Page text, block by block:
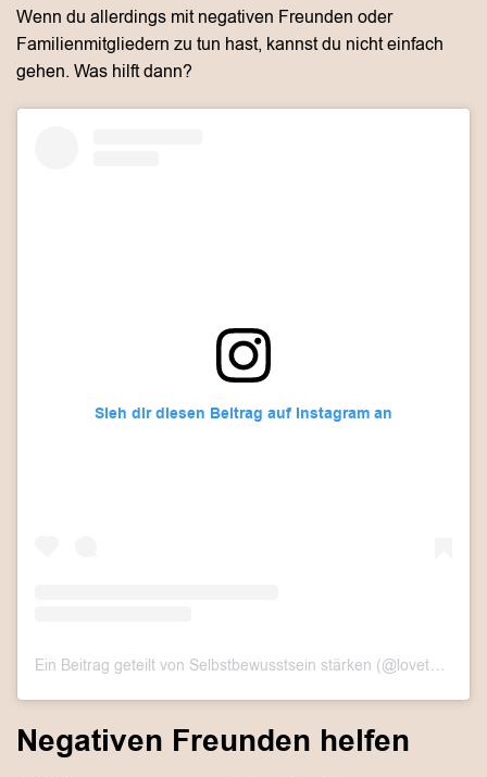
Wenn du allerdings mit negativen Freunden oder
Familienmitgliedern zu tun hast, kannst du nicht einfach
gehen. Was hilft dann?
Sieh dir diesen Beitrag auf Instagram an
Ein Beitrag geteilt von Selbstbewusstsein stärken (@lovethislook.de)
Negativen Freunden helfen